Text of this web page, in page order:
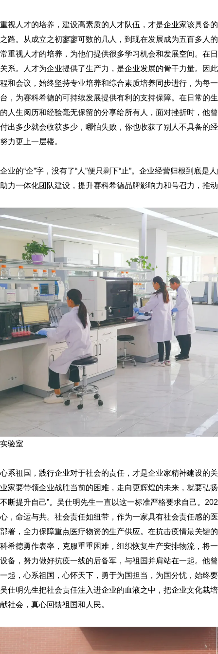
重视人才的培养，建设高素质的人才队伍，才是企业家该具备
之路。从成立之初寥寥可数的几人，到现在发展成为五百多人
常重视人才的培养，为他们提供很多学习机会和发展空间。在
关系。人才为企业提供了生产力，是企业发展的骨干力量。因
程和会议，始终坚持专业培养和综合素质培养同步进行，为每
台，为赛科希德的可持续发展提供有利的支持保障。在日常的
的人生阅历和经验毫无保留的分享给所有人，面对挫折时，他
付出多少就会收获多少，哪怕失败，你也收获了别人不具备的
努力更上一层楼。
企业的“企”字，没有了“人”便只剩下“止”。企业经营归根到底
助力一体化团队建设，提升赛科希德品牌影响力和号召力，推
实验室
心系祖国，践行企业对于社会的责任，才是企业家精神建设的
业家要带领企业战胜当前的困难，走向更辉煌的未来，就要弘
不断提升自己”。吴仕明先生一直以这一标准严格要求自己。
心，命运与共。社会责任如纽带，作为一家具有社会责任感的
部署，全力保障重点医疗物资的生产供应。在抗击疫情最关键
科希德勇作表率，克服重重困难，组织恢复生产安排物流，将
设备，努力做好抗疫一线的后备军，与祖国并肩站在一起。他
一起，心系祖国，心怀天下，勇于为国担当，为国分忧，始终
吴仕明先生把社会责任注入进企业的血液之中，把企业文化栽
献社会，真心回馈祖国和人民。